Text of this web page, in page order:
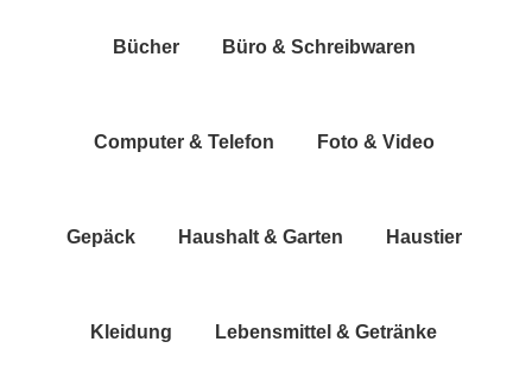
Bücher Büro & Schreibwaren
Com­pu­ter & Telefon Foto & Video
Gepäck Haus­halt & Garten Haus­tier
Klei­dung Lebens­mit­tel & Getränke